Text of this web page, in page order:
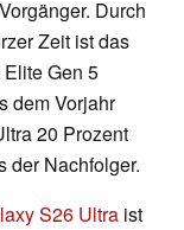
Durch
Zeit ist das
Gen 5
dem Vorjahr
20 Prozent
der Nachfolger.
S26 Ultra ist